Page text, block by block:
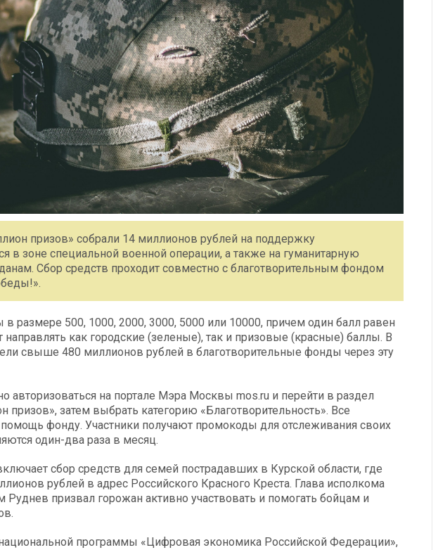
призов» собрали 14 миллионов рублей на поддержку
в зоне специальной военной операции, а также на гуманитарную
Сбор средств проходит совместно с благотворительным фондом
размере 500, 1000, 2000, 3000, 5000 или 10000, причем один балл равен
как городские (зеленые), так и призовые (красные) баллы. В
свыше 480 миллионов рублей в благотворительные фонды через эту
авторизоваться на портале Мэра Москвы mos.ru и перейти в раздел
призов», затем выбрать категорию «Благотворительность». Все
фонду. Участники получают промокоды для отслеживания своих
один-два раза в месяц.
сбор средств для семей пострадавших в Курской области, где
рублей в адрес Российского Красного Креста. Глава исполкома
Руднев призвал горожан активно участвовать и помогать бойцам и
программы «Цифровая экономика Российской Федерации»,